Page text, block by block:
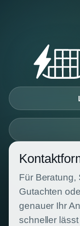
Für Beratung,
Gutachten
genauer Ihr
schneller